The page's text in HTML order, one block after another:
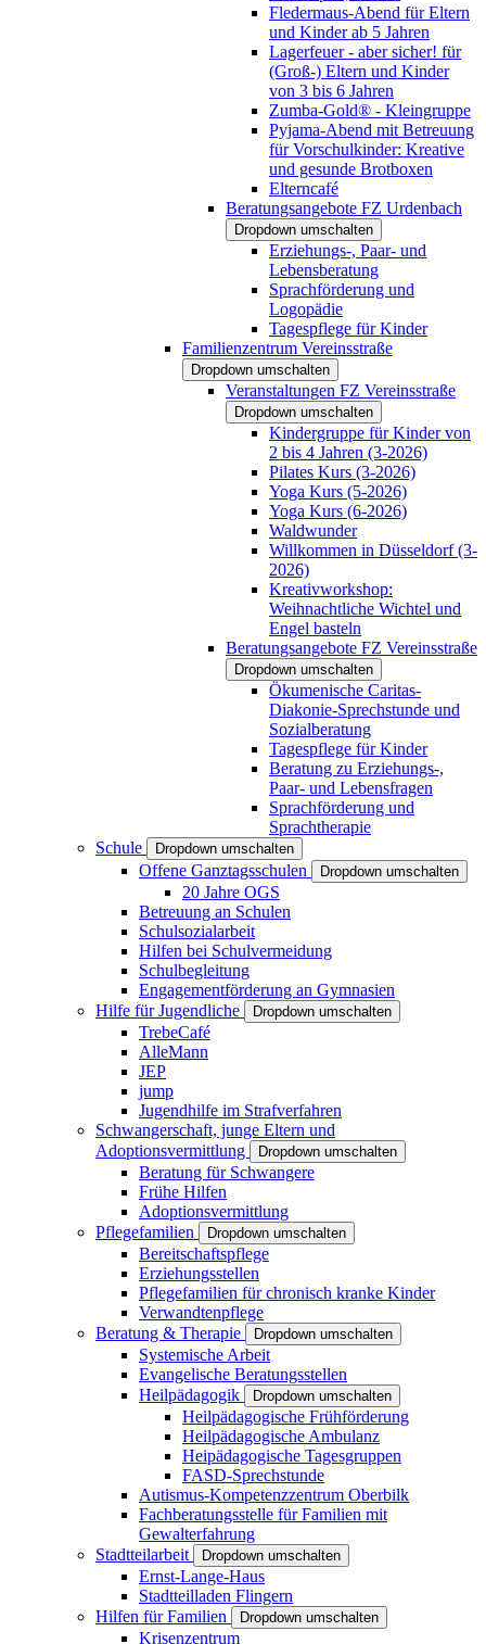
Fledermaus-Abend für Eltern
und Kinder ab 5 Jahren
Lagerfeuer - aber sicher! für
(Groß-) Eltern und Kinder
von 3 bis 6 Jahren
Zumba-Gold® - Kleingruppe
Pyjama-Abend mit Betreuung
für Vorschulkinder: Kreative
und gesunde Brotboxen
Elterncafé
Beratungsangebote FZ Urdenbach
Dropdown umschalten
Erziehungs-, Paar- und
Lebensberatung
Sprachförderung und
Logopädie
Tagespflege für Kinder
Familienzentrum Vereinsstraße
Dropdown umschalten
Veranstaltungen FZ Vereinsstraße
Dropdown umschalten
Kindergruppe für Kinder von
2 bis 4 Jahren (3-2026)
Pilates Kurs (3-2026)
Yoga Kurs (5-2026)
Yoga Kurs (6-2026)
Waldwunder
Willkommen in Düsseldorf (3-
2026)
Kreativworkshop:
Weihnachtliche Wichtel und
Engel basteln
Beratungsangebote FZ Vereinsstraße
Dropdown umschalten
Ökumenische Caritas-
Diakonie-Sprechstunde und
Sozialberatung
Tagespflege für Kinder
Beratung zu Erziehungs-,
Paar- und Lebensfragen
Sprachförderung und
Sprachtherapie
Schule
Dropdown umschalten
Offene Ganztagsschulen Dropdown umschalten
20 Jahre OGS
Betreuung an Schulen
Schulsozialarbeit
Hilfen bei Schulvermeidung
Schulbegleitung
Engagementförderung an Gymnasien
Hilfe für Jugendliche
Dropdown umschalten
TrebeCafé
AlleMann
JEP
jump
Jugendhilfe im Strafverfahren
Schwangerschaft, junge Eltern und
Adoptionsvermittlung
Dropdown umschalten
Beratung für Schwangere
Frühe Hilfen
Adoptionsvermittlung
Pflegefamilien
Dropdown umschalten
Bereitschaftspflege
Erziehungsstellen
Pflegefamilien für chronisch kranke Kinder
Verwandtenpflege
Beratung & Therapie
Dropdown umschalten
Systemische Arbeit
Evangelische Beratungsstellen
Heilpädagogik
Dropdown umschalten
Heilpädagogische Frühförderung
Heilpädagogische Ambulanz
Heipädagogische Tagesgruppen
FASD-Sprechstunde
Autismus-Kompetenzzentrum Oberbilk
Fachberatungsstelle für Familien mit
Gewalterfahrung
Stadtteilarbeit
Dropdown umschalten
Ernst-Lange-Haus
Stadtteilladen Flingern
Hilfen für Familien
Dropdown umschalten
Krisenzentrum